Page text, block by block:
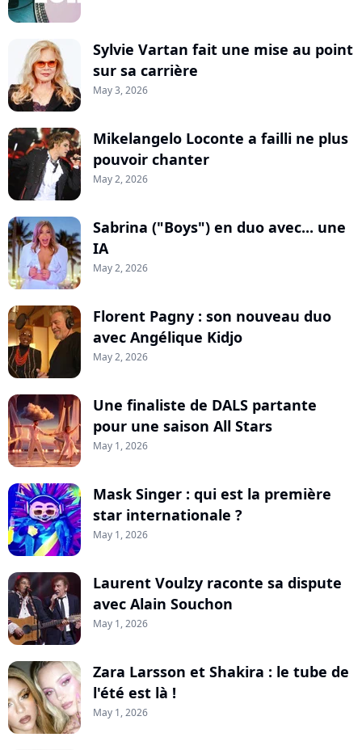
Sylvie Vartan fait une mise au point
sur sa carrière
May 3, 2026
Mikelangelo Loconte a failli ne plus
pouvoir chanter
May 2, 2026
Sabrina ("Boys") en duo avec... une
IA
May 2, 2026
Florent Pagny : son nouveau duo
avec Angélique Kidjo
May 2, 2026
Une finaliste de DALS partante
pour une saison All Stars
May 1, 2026
Mask Singer : qui est la première
star internationale ?
May 1, 2026
Laurent Voulzy raconte sa dispute
avec Alain Souchon
May 1, 2026
Zara Larsson et Shakira : le tube de
l'été est là !
May 1, 2026